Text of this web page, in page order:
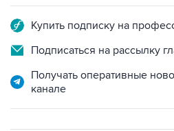
Подписаться на рассылку
Получать оперативные